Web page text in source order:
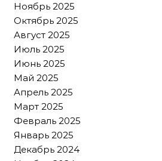
Ноябрь 2025
Октябрь 2025
Август 2025
Июль 2025
Июнь 2025
Май 2025
Апрель 2025
Март 2025
Февраль 2025
Январь 2025
Декабрь 2024